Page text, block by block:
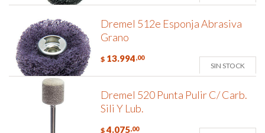
Dremel 512e Esponja Abrasiva
Grano
$ 13.994,00
SIN STOCK
Dremel 520 Punta Pulir C/ Carb.
Sili Y Lub.
$ 4.075,00